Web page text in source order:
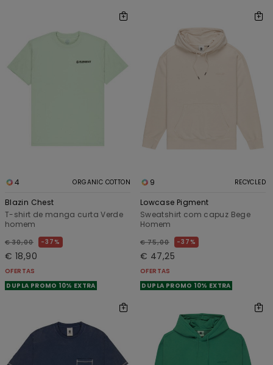
4 ORGANIC COTTON
Blazin Chest
T-shirt de manga curta Verde
homem
€ 30,00 37%
€ 18,90
OFERTAS
DUPLA PROMO 10% EXTRA
9 RECYCLED
Lowcase Pigment
Sweatshirt com capuz Bege
Homem
€ 75,00 37%
€ 47,25
OFERTAS
DUPLA PROMO 10% EXTRA